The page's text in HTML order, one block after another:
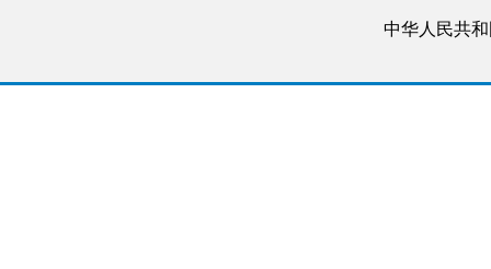
中华人民共